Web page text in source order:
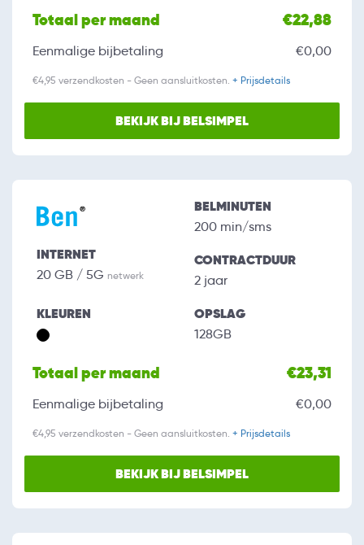
Totaal per maand €22,88
Eenmalige bijbetaling €0,00
€4,95 verzendkosten - Geen aansluitkosten. + Prijsdetails
BEKIJK BIJ BELSIMPEL
INTERNET
20 GB / 5G netwerk
BELMINUTEN
200 min/sms
CONTRACTDUUR
2 jaar
KLEUREN OPSLAG
128GB
Totaal per maand €23,31
Eenmalige bijbetaling €0,00
€4,95 verzendkosten - Geen aansluitkosten. + Prijsdetails
BEKIJK BIJ BELSIMPEL